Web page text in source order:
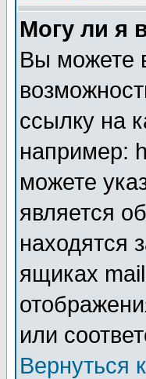
Могу ли я
Вы можете
ссылку на
например:
можете
является
находятся
ящиках
или
Вернуться